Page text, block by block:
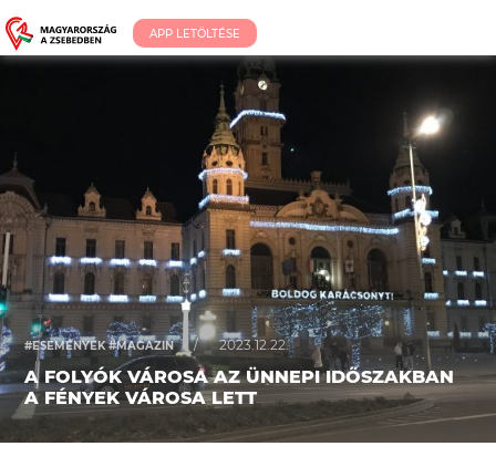
APP LETÖLTÉSE
#ESEMÉNYEK #MAGAZIN / 2023.12.22.
A FOLYÓK VÁROSA AZ ÜNNEPI IDŐSZAKBAN
A FÉNYEK VÁROSA LETT